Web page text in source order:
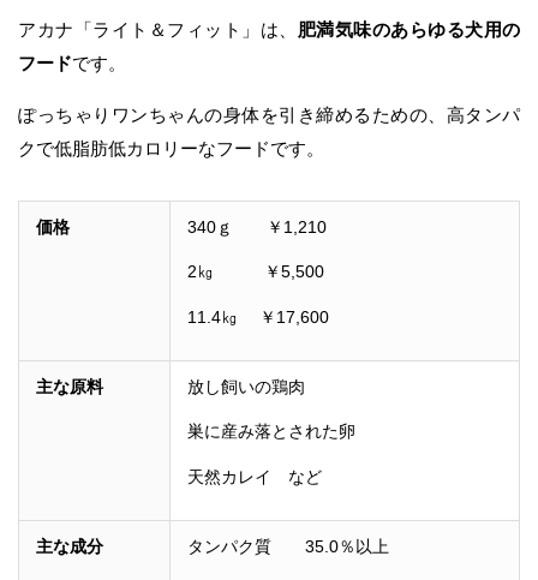
アカナ「ライト＆フィット」は、 肥満気味のあらゆる犬用の
フードです。
ぽっちゃりワンちゃんの身体を引き締めるための、高タンパ
クで低脂肪低カロリーなフードです。
価格 340ｇ ￥1,210
2㎏ ￥5,500
11.4㎏ ￥17,600
主な原料 放し飼いの鶏肉
巣に産み落とされた卵
天然カレイ など
主な成分 タンパク質 35.0％以上